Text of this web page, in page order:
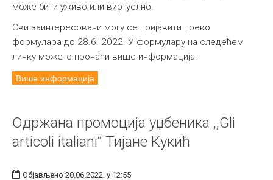
може бити уживо или виртуелно.
Сви заинтересовани могу се пријавити преко
формулара до 28.6. 2022. У формулару на следећем
линку можете пронаћи више информација:
Више информација
Одржана промоција уџбеника ,,Gli
articoli italiani” Тијане Кукић
Објављено 20.06.2022. у 12:55